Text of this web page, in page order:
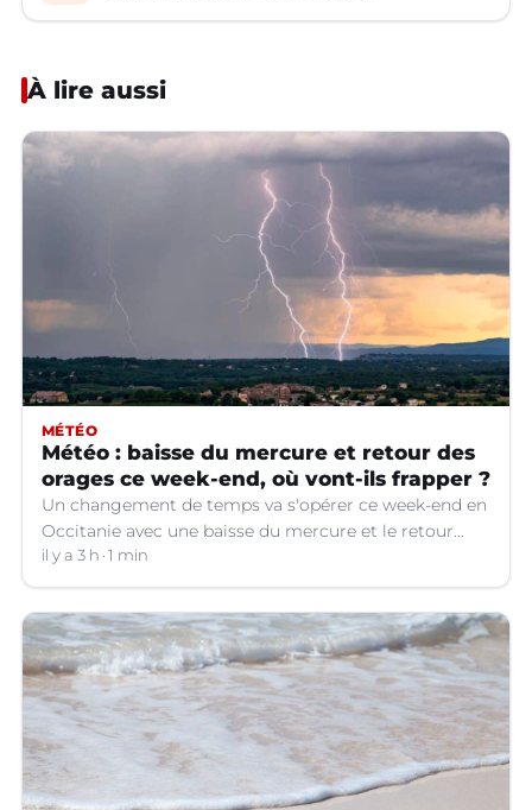
À lire aussi
MÉTÉO
Météo : baisse du mercure et retour des
orages ce week-end, où vont-ils frapper ?
Un changement de temps va s'opérer ce week-end en
Occitanie avec une baisse du mercure et le retour
d'orages dans certains départements.
il y a 3 h 1 min